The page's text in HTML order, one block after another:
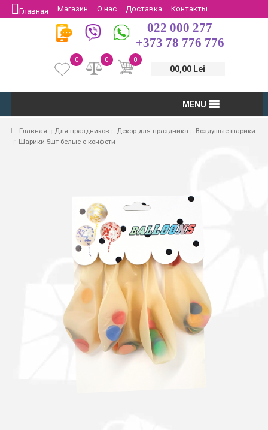
Главная Магазин О нас Доставка
Контакты
Защита потребителей
Возврат
022 000 277
+373 78 776 776
0
00,00 Lei
0
0
MENU
Главная Для праздников Декор для праздника
Воздушые шарики
Шарики 5шт белые с конфети